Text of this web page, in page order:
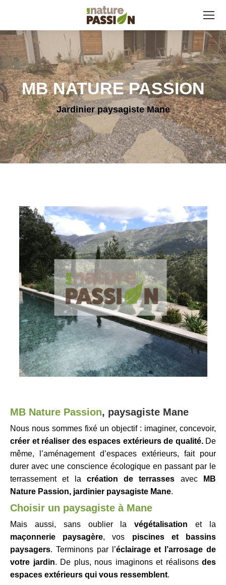
MB NATURE PASSION
Jardinier paysagiste Mane
MB Nature Passion, paysagiste Mane
Nous nous sommes fixé un objectif : imaginer, concevoir,
créer et réaliser des espaces extérieurs de qualité.De
même, l’aménagement d’espaces extérieurs, fait pour
durer avec une conscience écologique en passant par le
terrassement et la création de terrasses avec
MB
Nature Passion, jardinier paysagiste Mane.
Choisir un paysagiste à Mane
Mais aussi, sans oublier lavégétalisation et la
maçonnerie paysagère, vos piscines et bassins
paysagers. Terminons par l’éclairage et l’arrosage de
votre jardin. De plus, nous imaginons et réalisons des
espaces extérieurs qui vous ressemblent.